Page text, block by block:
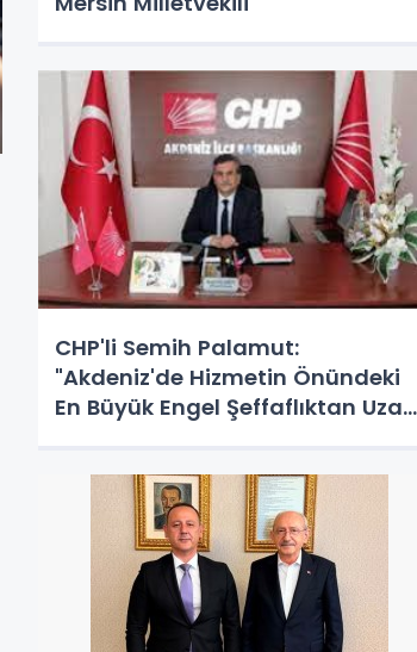
CHP'li Semih Palamut:
"Akdeniz'de Hizmetin Önündeki
En Büyük Engel Şeffaflıktan Uzak